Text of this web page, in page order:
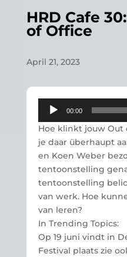
HRD Cafe
of Office
April 21, 2023
Audio
00:00
Hoe klinkt jouw Out
je daar überhaupt
en Koen Weber
tentoonstelling
tentoonstelling
van werk. Hoe
van leren?
In Trending Topics:
Op 19 juni vindt in
Festival plaats zie